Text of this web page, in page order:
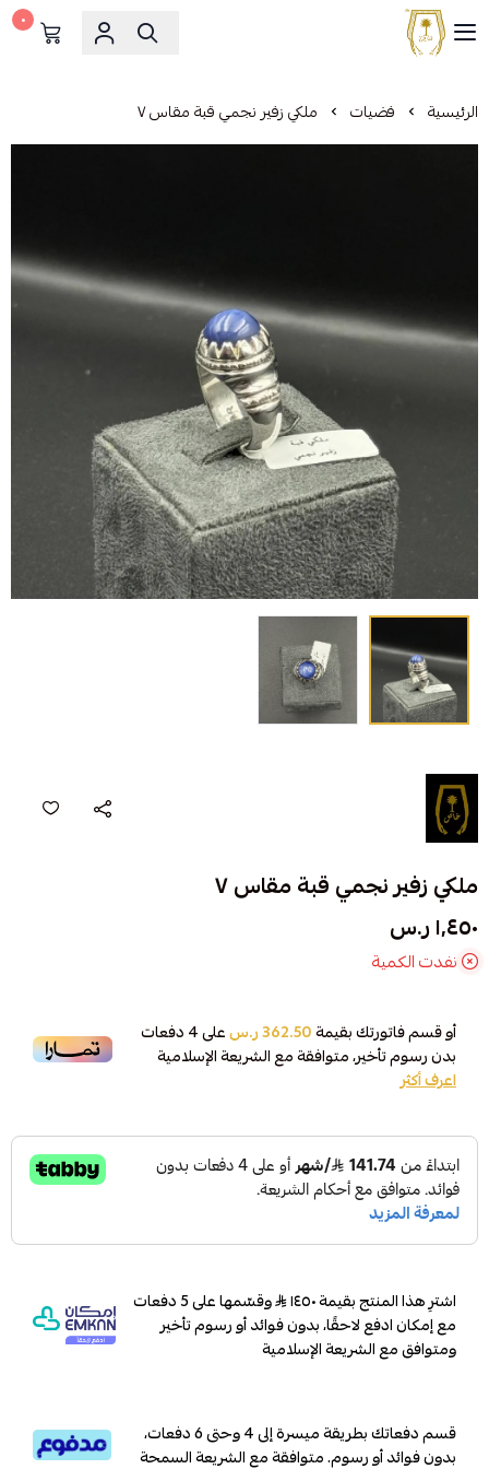
مشالح المهدي الملكية
٠
الرئيسية فضيات ملكي زفير نجمي قبة مقاس ٧
ملكي زفير نجمي قبة مقاس ٧
١٬٤٥٠ ر.س
نفدت الكمية
أو قسم فاتورتك بقيمة362.50 ر.س على4دفعات
بدون رسوم تأخير، متوافقة مع الشريعة الإسلامية
اعرف أكثر
اشترِ هذا المنتج بقيمة ١٤٥٠
وقسّمها على 5 دفعات
مع إمكان ادفع لاحقًا، بدون فوائد أو رسوم تأخير
ومتوافق مع الشريعة الإسلامية
قسم دفعاتك بطريقة ميسرة إلى 4 وحتى 6 دفعات،
بدون فوائد أو رسوم. متوافقة مع الشريعة السمحة